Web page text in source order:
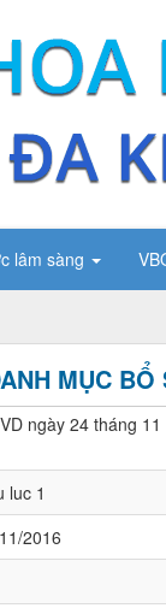
lâm sàng
MỤC BỔ
ngày 24 tháng
luc 1
2016